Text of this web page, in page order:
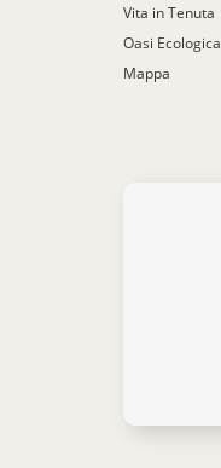
Vita in Tenuta
Oasi Ecologica
Mappa